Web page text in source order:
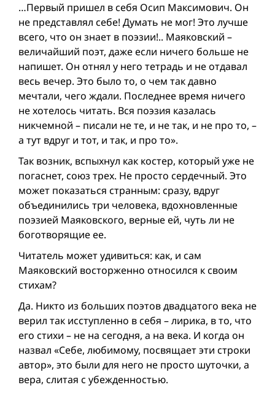
…Первый пришел в себя Осип Максимович. Он
не представлял себе! Думать не мог! Это лучше
всего, что он знает в поэзии!.. Маяковский –
величайший поэт, даже если ничего больше не
напишет. Он отнял у него тетрадь и не отдавал
весь вечер. Это было то, о чем так давно
мечтали, чего ждали. Последнее время ничего
не хотелось читать. Вся поэзия казалась
никчемной – писали не те, и не так, и не про то, –
а тут вдруг и тот, и так, и про то».
Так возник, вспыхнул как костер, который уже не
погаснет, союз трех. Не просто сердечный. Это
может показаться странным: сразу, вдруг
объединились три человека, вдохновленные
поэзией Маяковского, верные ей, чуть ли не
боготворящие ее.
Читатель может удивиться: как, и сам
Маяковский восторженно относился к своим
стихам?
Да. Никто из больших поэтов двадцатого века не
верил так исступленно в себя – лирика, в то, что
его стихи – не на сегодня, а на века. И когда он
назвал «Себе, любимому, посвящает эти строки
автор», это были для него не просто шуточки, а
вера, слитая с убежденностью.